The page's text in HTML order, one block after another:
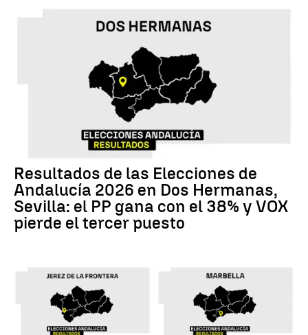
Resultados de las Elecciones de
Andalucía 2026 en Dos Hermanas,
Sevilla: el PP gana con el 38% y VOX
pierde el tercer puesto